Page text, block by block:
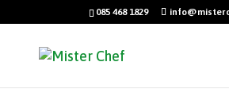
085 468 1829